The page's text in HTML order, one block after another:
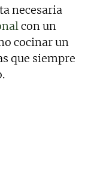
necesaria
con un
cocinar un
que siempre